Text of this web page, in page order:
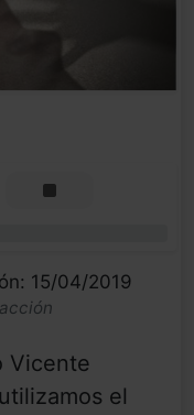
15/04/2019
Vicente
el